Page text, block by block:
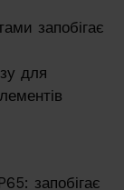
запобігає
для
запобігає